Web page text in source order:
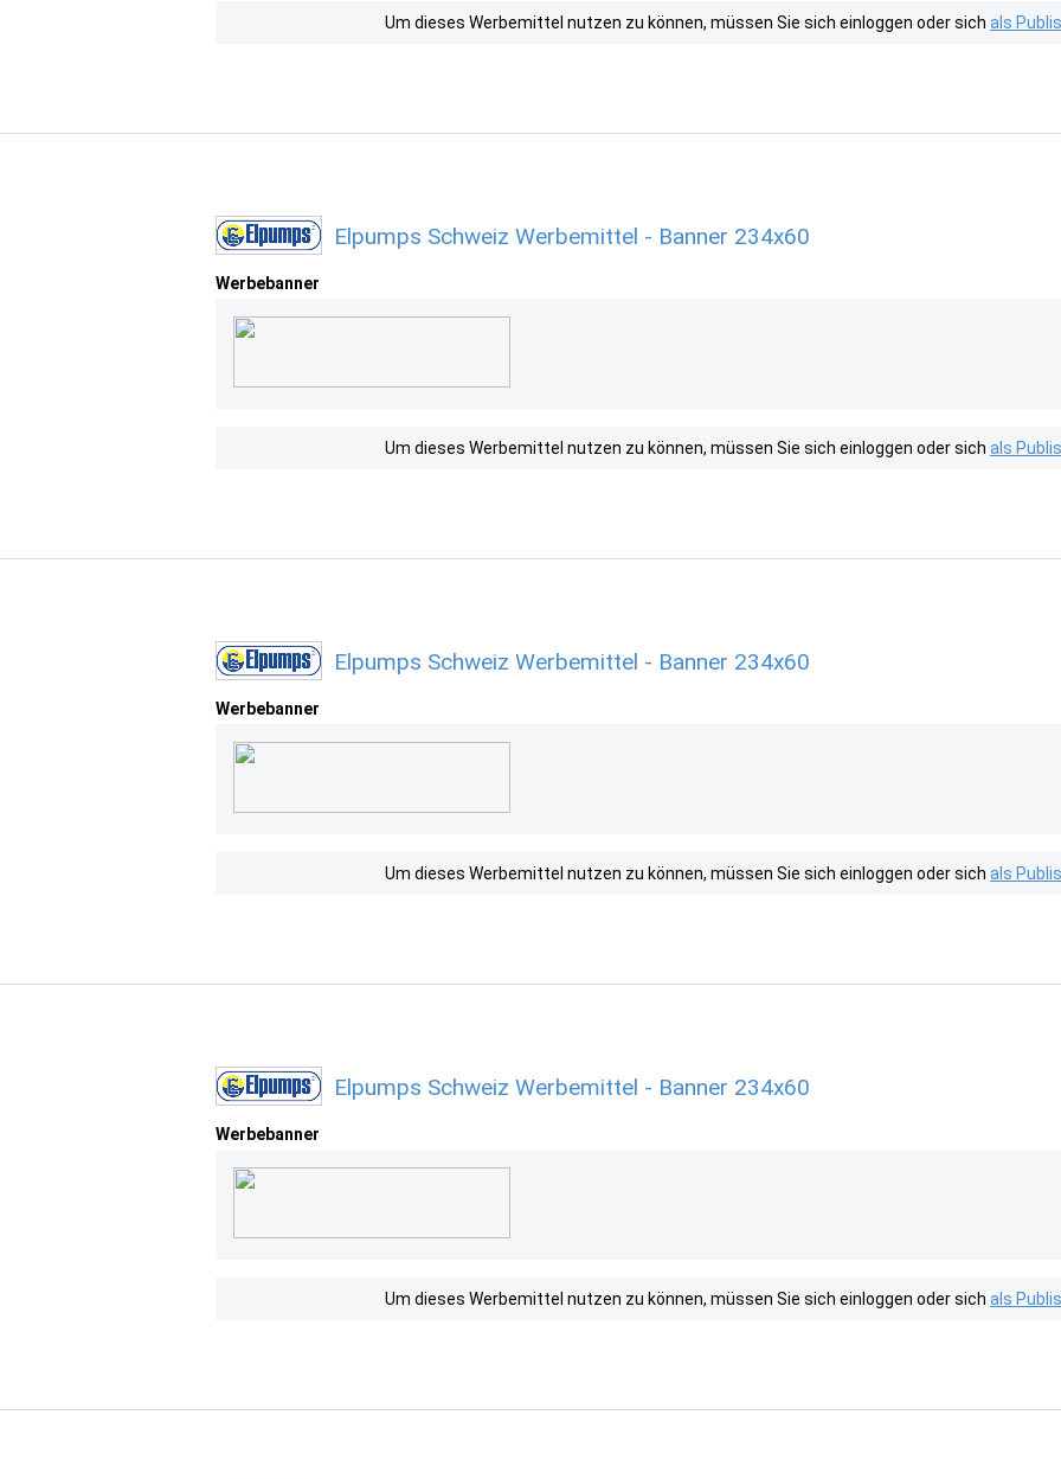
Um dieses Werbemittel nutzen zu können, müssen Sie sich einloggen oder sich als
Elpumps Schweiz Werbemittel - Banner 234x60
Werbebanner
Um dieses Werbemittel nutzen zu können, müssen Sie sich einloggen oder sich als
Elpumps Schweiz Werbemittel - Banner 234x60
Werbebanner
Um dieses Werbemittel nutzen zu können, müssen Sie sich einloggen oder sich als
Elpumps Schweiz Werbemittel - Banner 234x60
Werbebanner
Um dieses Werbemittel nutzen zu können, müssen Sie sich einloggen oder sich als